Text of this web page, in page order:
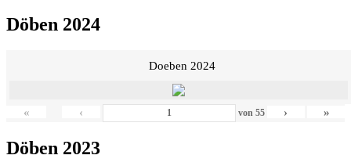
Döben 2024
Doeben 2024
« ‹ von 55 › »
Döben 2023